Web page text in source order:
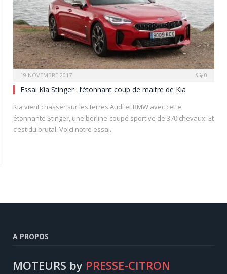
19 NOVEMBRE 2017 0
Essai Kia Stinger : l’étonnant coup de maitre de Kia
Kia vient chasser sur les terres Audi et BMW avec cette
étonnante Stinger, une berline-coupé sportive de 370 chevaux. Et
c’est du brutal. Voici notre essai.
A PROPOS
MOTEURS by PRESSE-CITRON